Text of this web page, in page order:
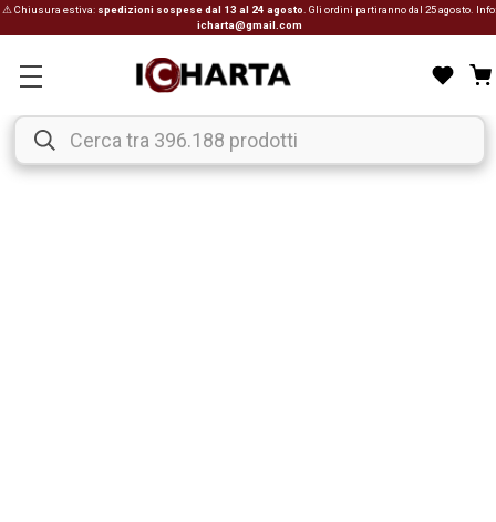
⚠ Chiusura estiva: spedizioni sospese dal 13 al 24 agosto . Gli ordini partiranno dal 25 agosto. Info:
icharta@gmail.com